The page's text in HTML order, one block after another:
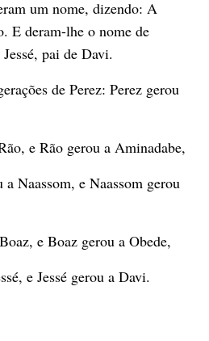
um nome, dizendo: A
E deram-lhe o nome de
pai de Davi.
de Perez: Perez gerou
e Rão gerou a Aminadabe,
Naassom, e Naassom gerou
e Boaz gerou a Obede,
e Jessé gerou a Davi.